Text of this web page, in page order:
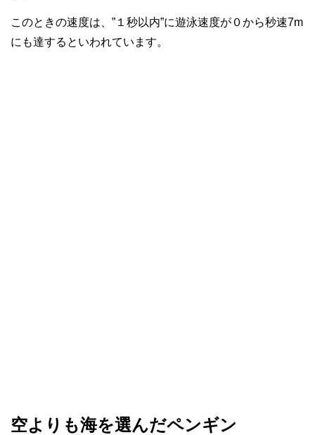
このときの速度は、”１秒以内”に遊泳速度が０から秒速7m
にも達するといわれています。
空よりも海を選んだペンギン